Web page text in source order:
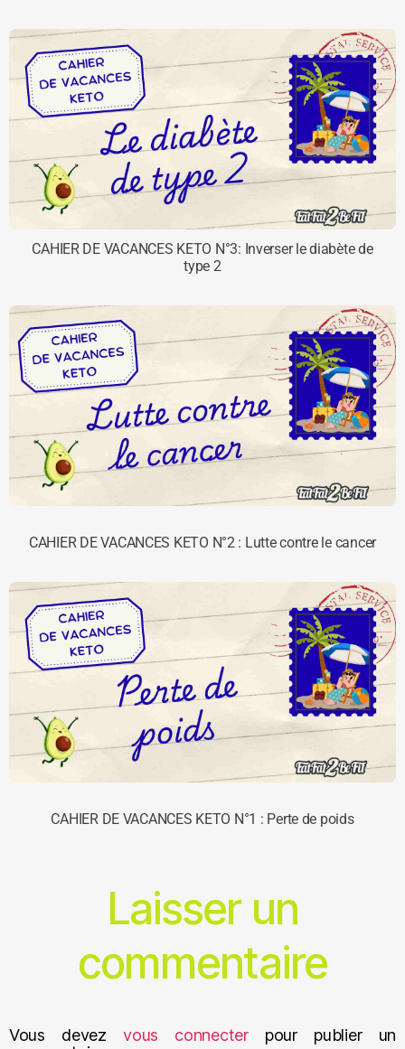
CAHIER DE VACANCES KETO N°3: Inverser le diabète de
type 2
CAHIER DE VACANCES KETO N°2 : Lutte contre le cancer
CAHIER DE VACANCES KETO N°1 : Perte de poids
Laisser un
commentaire
Vous devezvous connecterpour publier un